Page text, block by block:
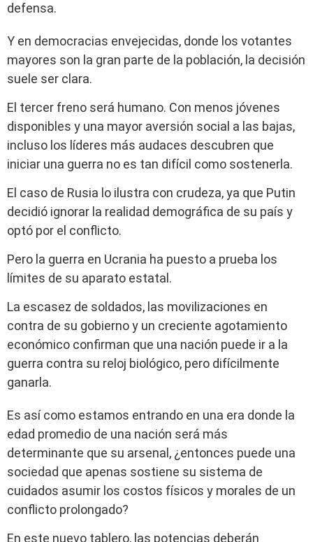
defensa.
Y en democracias envejecidas, donde los votantes
mayores son la gran parte de la población, la decisión
suele ser clara.
El tercer freno será humano. Con menos jóvenes
disponibles y una mayor aversión social a las bajas,
incluso los líderes más audaces descubren que
iniciar una guerra no es tan difícil como sostenerla.
El caso de Rusia lo ilustra con crudeza, ya que Putin
decidió ignorar la realidad demográfica de su país y
optó por el conflicto.
Pero la guerra en Ucrania ha puesto a prueba los
límites de su aparato estatal.
La escasez de soldados, las movilizaciones en
contra de su gobierno y un creciente agotamiento
económico confirman que una nación puede ir a la
guerra contra su reloj biológico, pero difícilmente
ganarla.
Es así como estamos entrando en una era donde la
edad promedio de una nación será más
determinante que su arsenal, ¿entonces puede una
sociedad que apenas sostiene su sistema de
cuidados asumir los costos físicos y morales de un
conflicto prolongado?
En este nuevo tablero, las potencias deberán